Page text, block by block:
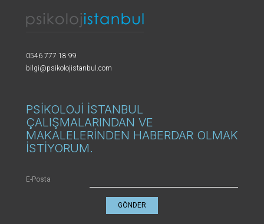
0546 777 18 99
bilgi@psikolojistanbul.com
PSİKOLOJİ İSTANBUL
ÇALIŞMALARINDAN VE
MAKALELERİNDEN HABERDAR OLMAK
İSTİYORUM.
E-Posta
GÖNDER